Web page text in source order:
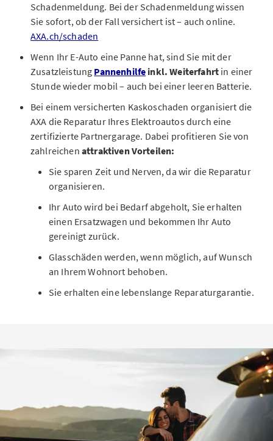
Schadenmeldung. Bei der Schadenmeldung wissen
Sie sofort, ob der Fall versichert ist – auch online.
AXA.ch/schaden
Wenn Ihr E-Auto eine Panne hat, sind Sie mit der
Zusatzleistung Pannenhilfe inkl. Weiterfahrt in einer
Stunde wieder mobil – auch bei einer leeren Batterie.
Bei einem versicherten Kaskoschaden organisiert die
AXA die Reparatur Ihres Elektroautos durch eine
zertifizierte Partnergarage. Dabei profitieren Sie von
zahlreichen attraktiven Vorteilen:
Sie sparen Zeit und Nerven, da wir die Reparatur
organisieren.
Ihr Auto wird bei Bedarf abgeholt, Sie erhalten
einen Ersatzwagen und bekommen Ihr Auto
gereinigt zurück.
Glasschäden werden, wenn möglich, auf Wunsch
an Ihrem Wohnort behoben.
Sie erhalten eine lebenslange Reparaturgarantie.